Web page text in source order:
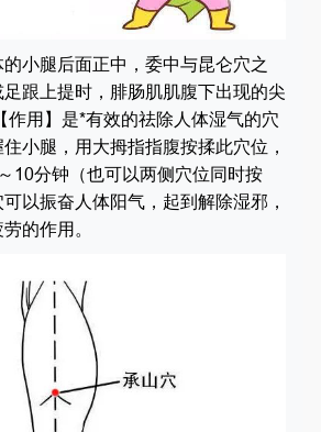
的小腿后面正中，委中与昆仑穴之
跟上提时，腓肠肌肌腹下出现的尖
作用】是*有效的祛除人体湿气的穴
小腿，用大拇指指腹按揉此穴位，
10分钟（也可以两侧穴位同时按
以振奋人体阳气，起到解除湿邪，
的作用。